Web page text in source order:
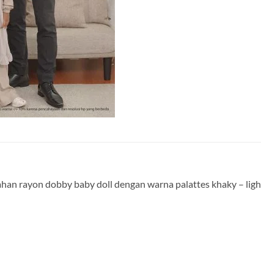
rayon dobby baby doll dengan warna palattes khaky –